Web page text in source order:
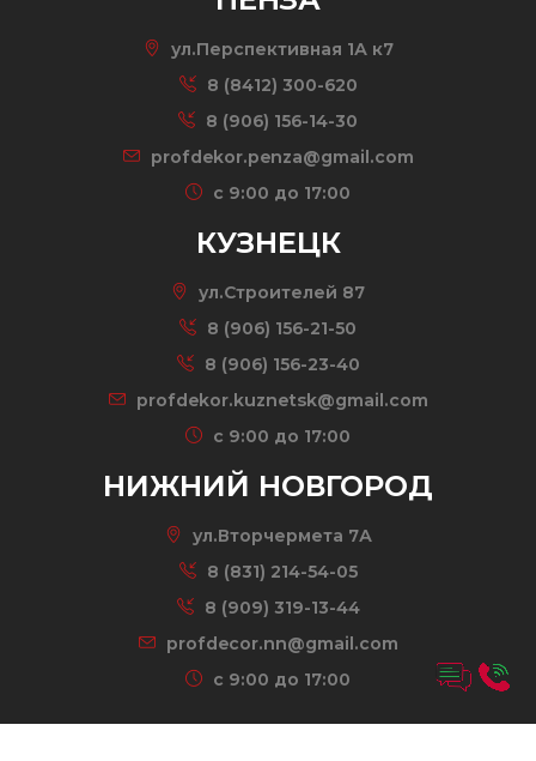
ул.Перспективная 1А к7
8 (8412) 300-620
8 (906) 156-14-30
profdekor.penza@gmail.com
c 9:00 до 17:00
КУЗНЕЦК
ул.Строителей 87
8 (906) 156-21-50
8 (906) 156-23-40
profdekor.kuznetsk@gmail.com
c 9:00 до 17:00
НИЖНИЙ НОВГОРОД
ул.Вторчермета 7А
8 (831) 214-54-05
8 (909) 319-13-44
profdecor.nn@gmail.com
c 9:00 до 17:00